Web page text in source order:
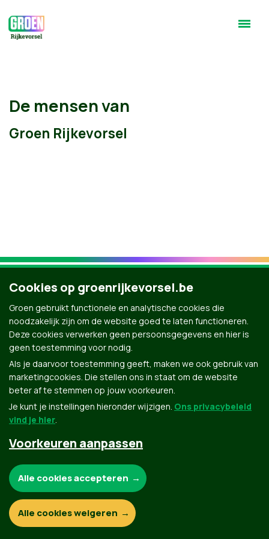
De mensen van
Groen Rijkevorsel
Groen.be
© Copyright Groen 2026 | Gemaakt met
Contact Privacybeleid
Cookies op groenrijkevorsel.be
Groen gebruikt functionele en analytische cookies die
noodzakelijk zijn om de website goed te laten functioneren.
Deze cookies verwerken geen persoonsgegevens en hier is
geen toestemming voor nodig.
Als je daarvoor toestemming geeft, maken we ook gebruik van
marketingcookies. Die stellen ons in staat om de website
beter af te stemmen op jouw voorkeuren.
Je kunt je instellingen hieronder wijzigen. Ons privacybeleid
vind je hier.
Voorkeuren aanpassen
Functionele en analytische cookies:
Alle cookies accepteren
Alle cookies weigeren